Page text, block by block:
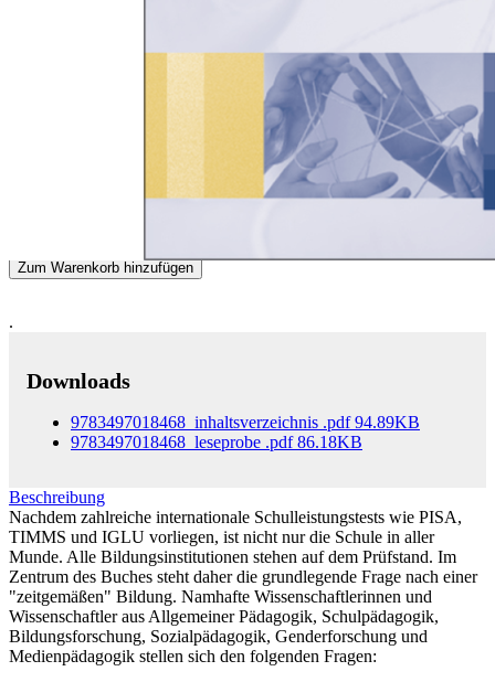
Herausforderung für Erziehungswissenschaft und Bildungspolitik
Gedrucktes Buch
29,90 € Sofort lieferbar
E-Book
Zum Warenkorb hinzufügen
.
Downloads
9783497018468_inhaltsverzeichnis .pdf 94.89KB
9783497018468_leseprobe .pdf 86.18KB
Beschreibung
Nachdem zahlreiche internationale Schulleistungstests wie PISA,
TIMMS und IGLU vorliegen, ist nicht nur die Schule in aller
Munde. Alle Bildungsinstitutionen stehen auf dem Prüfstand. Im
Zentrum des Buches steht daher die grundlegende Frage nach einer
"zeitgemäßen" Bildung. Namhafte Wissenschaftlerinnen und
Wissenschaftler aus Allgemeiner Pädagogik, Schulpädagogik,
Bildungsforschung, Sozialpädagogik, Genderforschung und
Medienpädagogik stellen sich den folgenden Fragen: